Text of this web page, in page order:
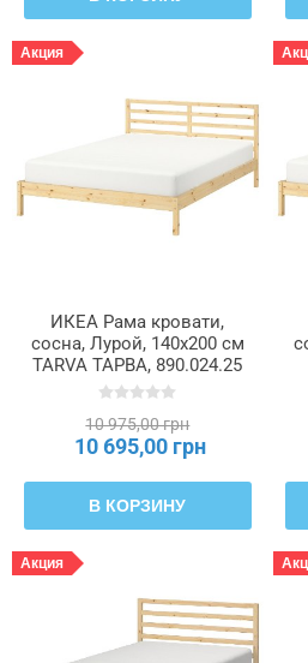
Акция
ИКЕА Рама кровати,
сосна, Лурой, 140x200 см
TARVA ТАРВА, 890.024.25
10 975,00 грн
10 695,00 грн
В КОРЗИНУ
Акция